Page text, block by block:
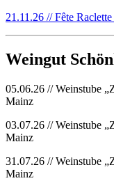
21.11.26 // Fête
Weingut
05.06.26 // Weinstube
Mainz
03.07.26 // Weinstube
Mainz
31.07.26 // Weinstube
Mainz